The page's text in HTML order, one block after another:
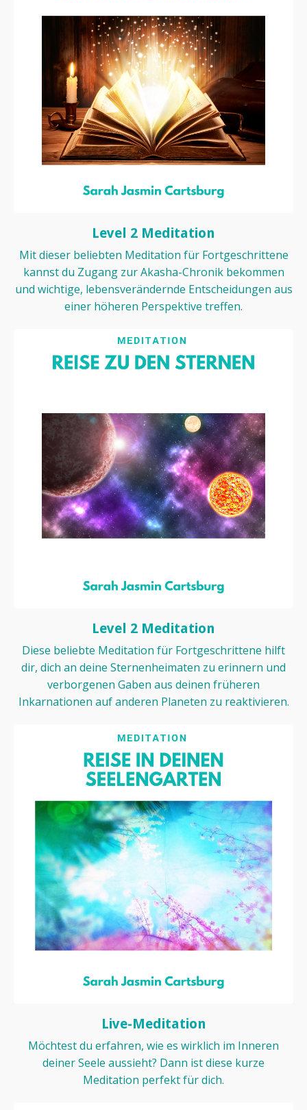
Level 2 Meditation
Mit dieser beliebten Meditation für Fortgeschrittene
kannst du Zugang zur Akasha-Chronik bekommen
und wichtige, lebensverändernde Entscheidungen aus
einer höheren Perspektive treffen.
Level 2 Meditation
Diese beliebte Meditation für Fortgeschrittene hilft
dir, dich an deine Sternenheimaten zu erinnern und
verborgenen Gaben aus deinen früheren
Inkarnationen auf anderen Planeten zu reaktivieren.
Live-Meditation
Möchtest du erfahren, wie es wirklich im Inneren
deiner Seele aussieht? Dann ist diese kurze
Meditation perfekt für dich.